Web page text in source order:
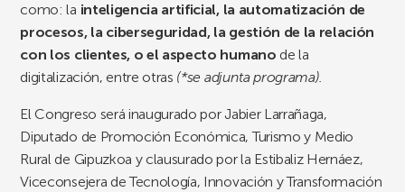
como: la inteligencia artificial, la automatización de
procesos, la ciberseguridad, la gestión de la relación
con los clientes, o el aspecto humano de la
digitalización, entre otras (*se adjunta programa).
El Congreso será inaugurado por Jabier Larrañaga,
Diputado de Promoción Económica, Turismo y Medio
Rural de Gipuzkoa y clausurado por la Estibaliz Hernáez,
Viceconsejera de Tecnología, Innovación y Transformación